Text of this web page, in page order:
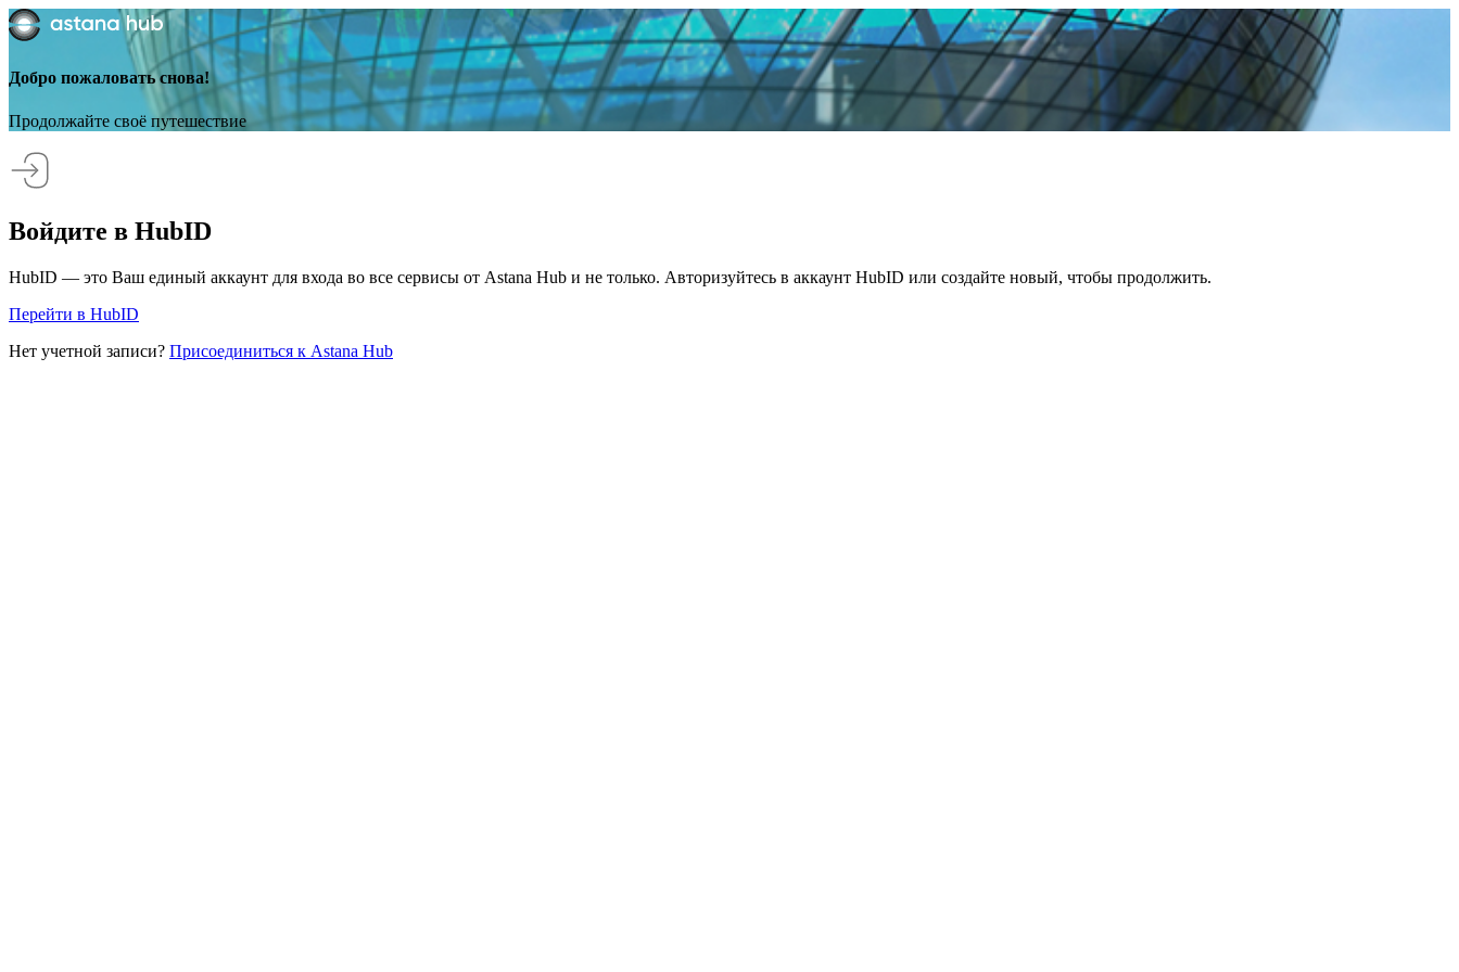
Добро пожаловать снова!
Продолжайте своё путешествие
Войдите в HubID
HubID — это Ваш единый аккаунт для входа во все сервисы от Astana Hub и не только. Авторизуйтесь в аккаунт HubID или создайте новый, чтобы продолжить.
Перейти в HubID
Нет учетной записи? Присоединиться к Astana Hub